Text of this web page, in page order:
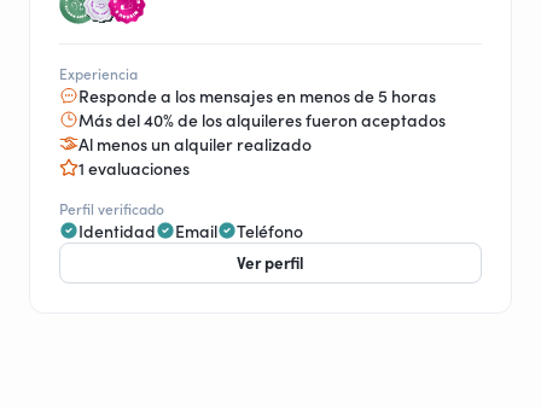
Experiencia
Responde a los mensajes en menos de 5 horas
Más del 40% de los alquileres fueron aceptados
Al menos un alquiler realizado
1 evaluaciones
Perfil verificado
Identidad Email Teléfono
Ver perfil